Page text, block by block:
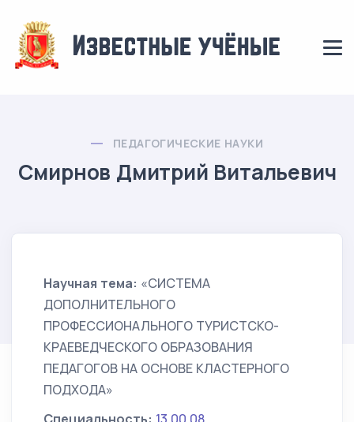
ПЕДАГОГИЧЕСКИЕ НАУКИ
Смирнов Дмитрий Витальевич
Научная тема: «СИСТЕМА
ДОПОЛНИТЕЛЬНОГО
ПРОФЕССИОНАЛЬНОГО ТУРИСТСКО-
КРАЕВЕДЧЕСКОГО ОБРАЗОВАНИЯ
ПЕДАГОГОВ НА ОСНОВЕ КЛАСТЕРНОГО
ПОДХОДА»